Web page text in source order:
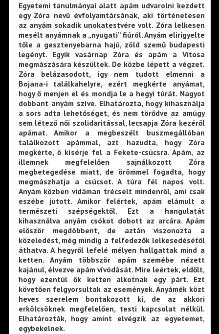
Egyetemi tanulmányai alatt apám udvarolni kezdett
egy Zóra nevű évfolyamtársának, aki történetesen
az anyám sokadik unokatestvére volt. Zóra lelkesen
mesélt anyámnak a „nyugati” fiúról. Anyám elirigyelte
tőle a gesztenyebarna hajú, zöld szemű budapesti
legényt. Egyik vasárnap Zóra és apám a Vitosa
megmászására készültek. De közbe lépett a végzet.
Zóra belázasodott, így nem tudott elmenni a
Bojana-i találkahelyre, ezért megkérte anyámat,
hogy ő menjen el és mondja le a hegyi túrát. Nagyot
dobbant anyám szíve. Elhatározta, hogy kihasználja
a sors adta lehetőséget, és nem törődve az amúgy
sem létező női szolidaritással, lecsapja Zóra kezéről
apámat. Amikor a megbeszélt buszmegállóban
találkozott apámmal, azt hazudta, hogy Zóra
megkérte, ő kísérje fel a Fekete-csúcsra. Apám, az
illemnek megfelelően sajnálkozott Zóra
megbetegedése miatt, de örömmel fogadta, hogy
megmászhatja a csúcsot. A túra fél napos volt.
Anyám közben vidáman trécselt mindenről, ami csak
eszébe jutott. Amikor felértek, apám elámult a
természeti szépségektől. Ezt a hangulatát
kihasználva anyám csókot dobott az arcára. Apám
először megdöbbent, de aztán viszonozta a
közeledést, még mindig a felfedezők lelkesedésétől
áthatva. A hegyről lefelé mélyen hallgattak mind a
ketten. Anyám többször apám szemébe nézett
kajánul, élvezve apám vívódását. Mire leértek, eldőlt,
hogy ezentúl ők ketten alkotnak egy párt. Ezt
követően felgyorsultak az események. Anyámék közt
heves szerelem bontakozott ki, de az akkori
erkölcsöknek megfelelően, testi kapcsolat nélkül.
Elhatározták, hogy amint elvégzik az egyetemet,
egybekelnek.